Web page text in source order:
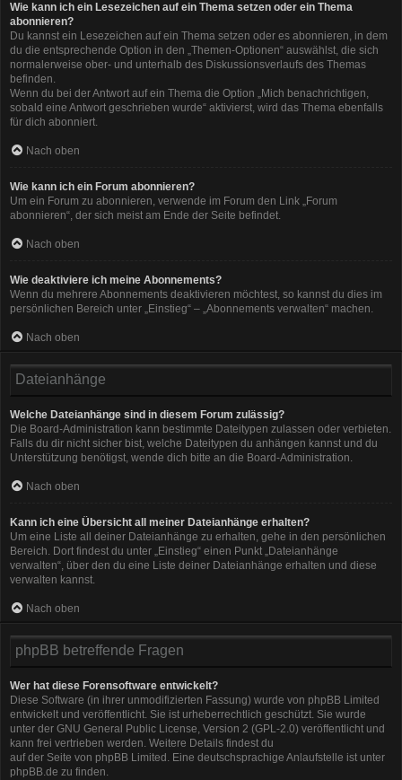
Wie kann ich ein Lesezeichen auf ein Thema setzen oder ein Thema
abonnieren?
Du kannst ein Lesezeichen auf ein Thema setzen oder es abonnieren, in dem
du die entsprechende Option in den „Themen-Optionen“ auswählst, die sich
normalerweise ober- und unterhalb des Diskussionsverlaufs des Themas
befinden.
Wenn du bei der Antwort auf ein Thema die Option „Mich benachrichtigen,
sobald eine Antwort geschrieben wurde“ aktivierst, wird das Thema ebenfalls
für dich abonniert.
Nach oben
Wie kann ich ein Forum abonnieren?
Um ein Forum zu abonnieren, verwende im Forum den Link „Forum
abonnieren“, der sich meist am Ende der Seite befindet.
Nach oben
Wie deaktiviere ich meine Abonnements?
Wenn du mehrere Abonnements deaktivieren möchtest, so kannst du dies im
persönlichen Bereich unter „Einstieg“ – „Abonnements verwalten“ machen.
Nach oben
Dateianhänge
Welche Dateianhänge sind in diesem Forum zulässig?
Die Board-Administration kann bestimmte Dateitypen zulassen oder verbieten.
Falls du dir nicht sicher bist, welche Dateitypen du anhängen kannst und du
Unterstützung benötigst, wende dich bitte an die Board-Administration.
Nach oben
Kann ich eine Übersicht all meiner Dateianhänge erhalten?
Um eine Liste all deiner Dateianhänge zu erhalten, gehe in den persönlichen
Bereich. Dort findest du unter „Einstieg“ einen Punkt „Dateianhänge
verwalten“, über den du eine Liste deiner Dateianhänge erhalten und diese
verwalten kannst.
Nach oben
phpBB betreffende Fragen
Wer hat diese Forensoftware entwickelt?
Diese Software (in ihrer unmodifizierten Fassung) wurde von phpBB Limited
entwickelt und veröffentlicht. Sie ist urheberrechtlich geschützt. Sie wurde
unter der GNU General Public License, Version 2 (GPL-2.0) veröffentlicht und
kann frei vertrieben werden. Weitere Details findest du
auf der Seite von phpBB Limited . Eine deutschsprachige Anlaufstelle ist unter
phpBB.de zu finden.